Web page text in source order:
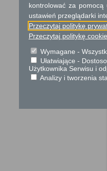
kontrolować za
ustawień przeglądarki
Przeczytaj politykę
Przeczytaj politykę
Wymagane -
Ułatwiające -
Użytkownika Serwisu i
Analizy i tworzenia